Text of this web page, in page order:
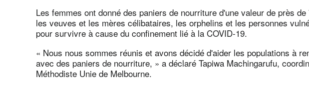
Les femmes ont donné des paniers de nourriture d'une valeur de près
les veuves et les mères célibataires, les orphelins et les personnes
pour survivre à cause du confinement lié à la COVID-19.
« Nous nous sommes réunis et avons décidé d'aider les populations à
avec des paniers de nourriture, » a déclaré Tapiwa Machingarufu,
Méthodiste Unie de Melbourne.